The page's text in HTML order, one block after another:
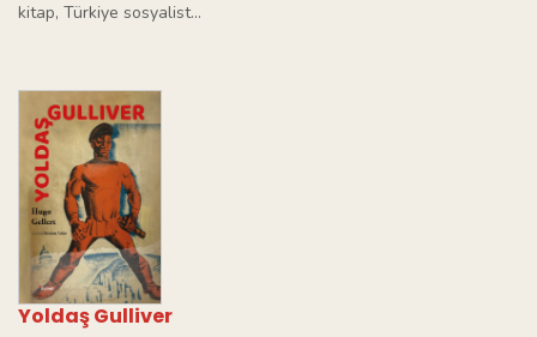
kitap, Türkiye sosyalist...
Yoldaş Gulliver